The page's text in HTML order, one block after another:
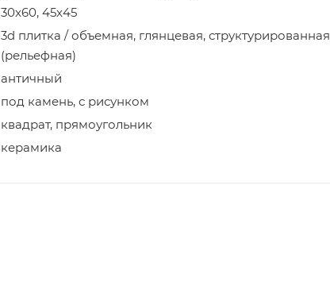
30x60, 45x45
3d плитка / объемная, глянцевая, структурированная
(рельефная)
античный
под камень, с рисунком
квадрат, прямоугольник
керамика